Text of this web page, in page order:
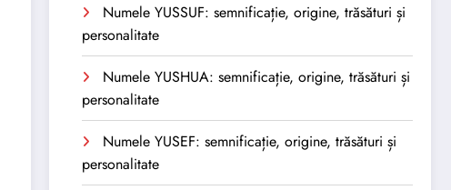
Numele YUSSUF: semnificație, origine, trăsături și
personalitate
Numele YUSHUA: semnificație, origine, trăsături și
personalitate
Numele YUSEF: semnificație, origine, trăsături și
personalitate